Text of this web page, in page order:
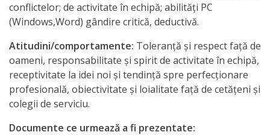
conflictelor; de activitate în echipă; abilităţi PC
(Windows,Word) gândire critică, deductivă.
Atitudini/comportamente: Toleranţă şi respect faţă de
oameni, responsabilitate şi spirit de activitate în echipă,
receptivitate la idei noi şi tendinţă spre perfecţionare
profesională, obiectivitate şi loialitate faţă de cetăţeni şi
colegii de serviciu.
Documente ce urmează a fi prezentate: